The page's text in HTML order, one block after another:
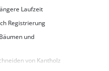
Laufzeit
Registrierung
und
von Kantholz